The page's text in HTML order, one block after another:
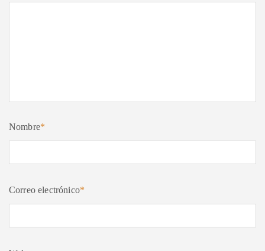
Nombre*
Correo electrónico*